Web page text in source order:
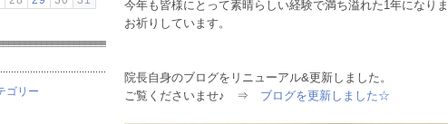
今年も皆様にとって素晴らしい経験で満ち溢れた1年になり
お祈りしています。
院長自身のブログをリニューアル&更新しました。
ご覧くださいませ♪ ⇒ ブログを更新しました☆
ゴリー